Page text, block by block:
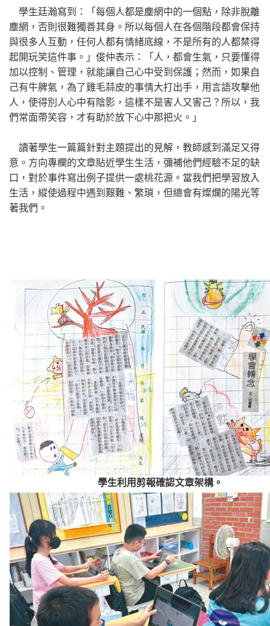
學生廷瀚寫到：「每個人都是塵網中的一個點，除非脫離
塵網，否則很難獨善其身。所以每個人在各個階段都會保持
與很多人互動，任何人都有情緒底線，不是所有的人都禁得
起開玩笑這件事。」俊仲表示：「人，都會生氣，只要懂得
加以控制、管理，就能讓自己心中受到保護；然而，如果自
己有牛脾氣，為了雞毛蒜皮的事情大打出手，用言語攻擊他
人，使得別人心中有陰影，這樣不是害人又害己？所以，我
們常面帶笑容，才有助於放下心中那把火。」
讀著學生一篇篇針對主題提出的見解，教師感到滿足又得
意。方向專欄的文章貼近學生生活，彌補他們經驗不足的缺
口，對於事件寫出例子提供一處桃花源。當我們把學習放入
生活，縱使過程中遇到艱難、繁瑣，但總會有燦爛的陽光等
著我們。
學生利用剪報確認文章架構。